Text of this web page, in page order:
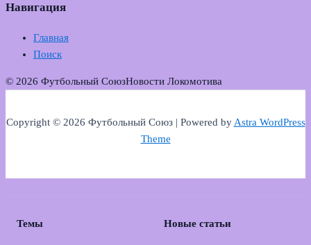
Навигация
Главная
Поиск
© 2026 Футбольный СоюзНовости Локомотива
Copyright © 2026 Футбольный Союз | Powered byAstra WordPress
Theme
Темы Новые статьи